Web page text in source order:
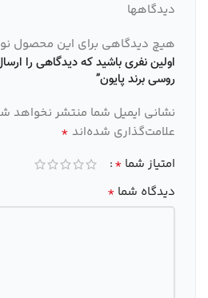
دیدگاهها
هیچ دیدگاهی برای این محصول
اولین نفری باشید که دیدگاهی را
روسی برند پایون”
نشانی ایمیل شما منتشر نخواهد
علامت‌گذاری شده‌اند *
امتیاز شما *
دیدگاه شما *